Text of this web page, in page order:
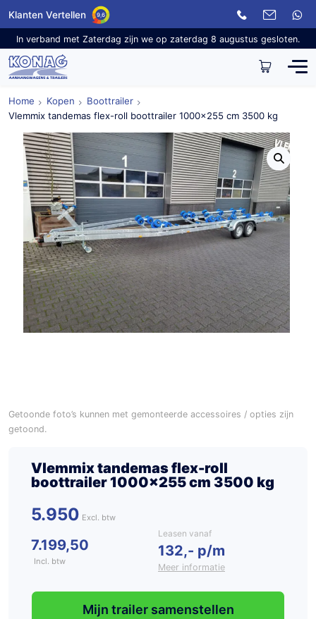
Klanten Vertellen 9,6
In verband met Zaterdag zijn we op zaterdag 8 augustus gesloten.
Home Kopen
Boottrailer
Vlemmix tandemas flex-roll boottrailer 1000×255 cm 3500 kg
Getoonde foto’s kunnen met gemonteerde accessoires / opties zijn
getoond.
Vlemmix tandemas flex-roll
boottrailer 1000×255 cm 3500 kg
5.950
7.199,50
Incl. btw
Leasen vanaf
132,- p/m
Meer informatie
Mijn trailer samenstellen